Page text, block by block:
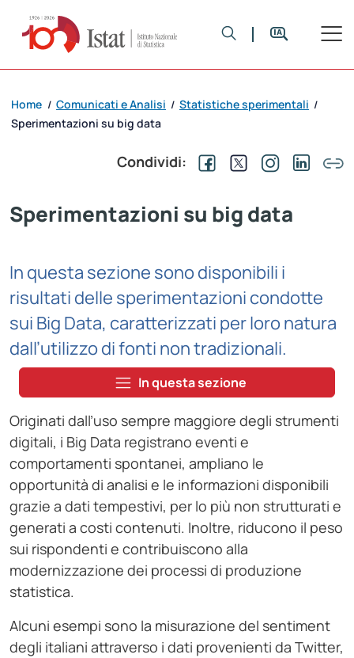
Home / Comunicati e Analisi / Statistiche sperimentali /
Sperimentazioni su big data
Condividi:
Sperimentazioni su big data
In questa sezione sono disponibili i
risultati delle sperimentazioni condotte
sui Big Data, caratterizzati per loro natura
dall’utilizzo di fonti non tradizionali.
In questa sezione
Originati dall’uso sempre maggiore degli strumenti
digitali, i Big Data registrano eventi e
comportamenti spontanei, ampliano le
opportunità di analisi e le informazioni disponibili
grazie a dati tempestivi, per lo più non strutturati e
generati a costi contenuti. Inoltre, riducono il peso
sui rispondenti e contribuiscono alla
modernizzazione dei processi di produzione
statistica.
Alcuni esempi sono la misurazione del sentiment
degli italiani attraverso i dati provenienti da Twitter,